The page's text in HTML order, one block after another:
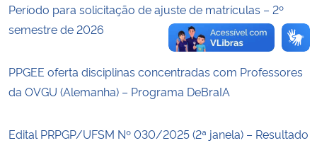
Planalto
Período para solicitação de ajuste de matrículas – 2º
semestre de 2026
PPGEE oferta disciplinas concentradas com Professores
da OVGU (Alemanha) – Programa DeBraIA
Edital PRPGP/UFSM Nº 030/2025 (2ª janela) – Resultado